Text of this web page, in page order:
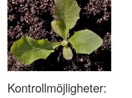
Kontrollmöjligheter: